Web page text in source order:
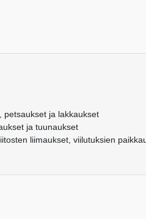
petsaukset ja lakkaukset
ja tuunaukset
liimaukset, viilutuksien